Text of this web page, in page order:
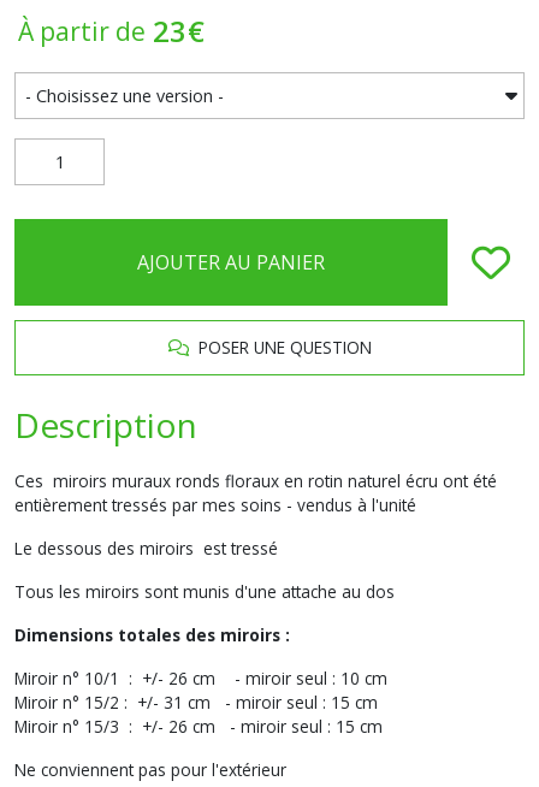
À partir de 23€
AJOUTER AU PANIER
POSER UNE QUESTION
Description
Ces miroirs muraux ronds floraux en rotin naturel écru ont été
entièrement tressés par mes soins - vendus à l'unité
Le dessous des miroirs est tressé
Tous les miroirs sont munis d'une attache au dos
Dimensions totales des miroirs :
Miroir n° 10/1 : +/- 26 cm - miroir seul : 10 cm
Miroir n° 15/2 : +/- 31 cm - miroir seul : 15 cm
Miroir n° 15/3 : +/- 26 cm - miroir seul : 15 cm
Ne conviennent pas pour l'extérieur